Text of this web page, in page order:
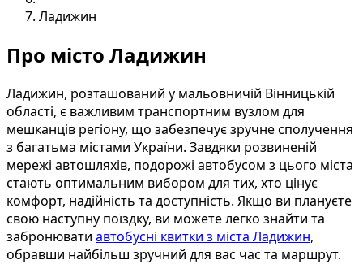
Ладижин
Про місто Ладижин
Ладижин, розташований у мальовничій Вінницькій
області, є важливим транспортним вузлом для
мешканців регіону, що забезпечує зручне сполучення
з багатьма містами України. Завдяки розвиненій
мережі автошляхів, подорожі автобусом з цього міста
стають оптимальним вибором для тих, хто цінує
комфорт, надійність та доступність. Якщо ви плануєте
свою наступну поїздку, ви можете легко знайти та
забронювати автобусні квитки з міста Ладижин,
обравши найбільш зручний для вас час та маршрут.